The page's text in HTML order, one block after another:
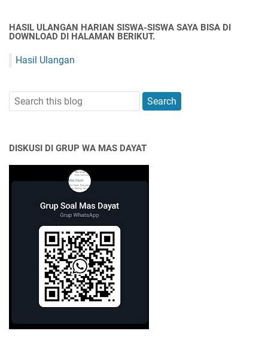
HASIL ULANGAN HARIAN SISWA-SISWA SAYA BISA DI
DOWNLOAD DI HALAMAN BERIKUT.
Hasil Ulangan
DISKUSI DI GRUP WA MAS DAYAT